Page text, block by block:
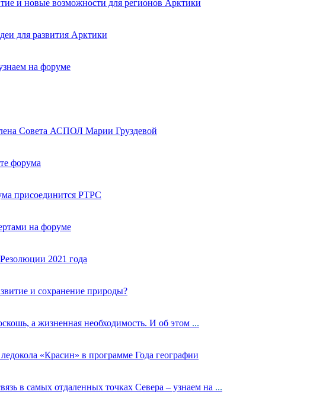
и новые возможности для регионов Арктики
для развития Арктики
на форуме
Совета АСПОЛ Марии Груздевой
форума
присоединится РТРС
на форуме
2021 года
и сохранение природы?
а жизненная необходимость. И об этом ...
«Красин» в программе Года географии
в самых отдаленных точках Севера – узнаем на ...